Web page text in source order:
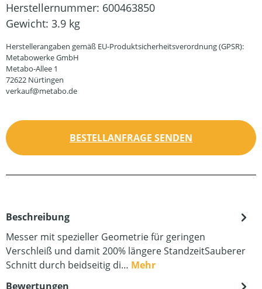
Herstellernummer: 600463850
Gewicht: 3.9 kg
Herstellerangaben gemäß EU-Produktsicherheitsverordnung (GPSR):
Metabowerke GmbH
Metabo-Allee 1
72622 Nürtingen
verkauf@metabo.de
BESTELLANFRAGE SENDEN
Beschreibung
Messer mit spezieller Geometrie für geringen
Verschleiß und damit 200% längere StandzeitSauberer
Schnitt durch beidseitig di… Mehr
Bewertungen